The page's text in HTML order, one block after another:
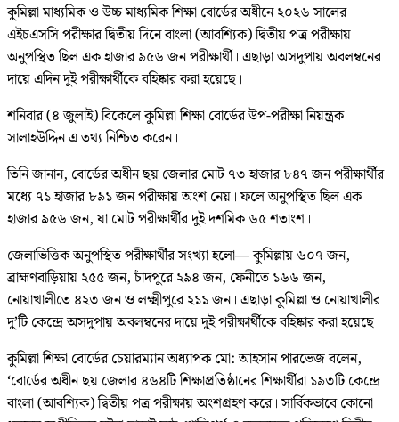
কুমিল্লা মাধ্যমিক ও উচ্চ মাধ্যমিক শিক্ষা বোর্ডের অধীনে ২০২৬ সালের
এইচএসসি পরীক্ষার দ্বিতীয় দিনে বাংলা (আবশ্যিক) দ্বিতীয় পত্র পরীক্ষায়
অনুপস্থিত ছিল এক হাজার ৯৫৬ জন পরীক্ষার্থী। এছাড়া অসদুপায় অবলম্বনের
দায়ে এদিন দুই পরীক্ষার্থীকে বহিষ্কার করা হয়েছে।
শনিবার (৪ জুলাই) বিকেলে কুমিল্লা শিক্ষা বোর্ডের উপ-পরীক্ষা নিয়ন্ত্রক
সালাহউদ্দিন এ তথ্য নিশ্চিত করেন।
তিনি জানান, বোর্ডের অধীন ছয় জেলার মোট ৭৩ হাজার ৮৪৭ জন পরীক্ষার্থীর
মধ্যে ৭১ হাজার ৮৯১ জন পরীক্ষায় অংশ নেয়। ফলে অনুপস্থিত ছিল এক
হাজার ৯৫৬ জন, যা মোট পরীক্ষার্থীর দুই দশমিক ৬৫ শতাংশ।
জেলাভিত্তিক অনুপস্থিত পরীক্ষার্থীর সংখ্যা হলো— কুমিল্লায় ৬০৭ জন,
ব্রাহ্মণবাড়িয়ায় ২৫৫ জন, চাঁদপুরে ২৯৪ জন, ফেনীতে ১৬৬ জন,
নোয়াখালীতে ৪২৩ জন ও লক্ষ্মীপুরে ২১১ জন। এছাড়া কুমিল্লা ও নোয়াখালীর
দু’টি কেন্দ্রে অসদুপায় অবলম্বনের দায়ে দুই পরীক্ষার্থীকে বহিষ্কার করা হয়েছে।
কুমিল্লা শিক্ষা বোর্ডের চেয়ারম্যান অধ্যাপক মো: আহসান পারভেজ বলেন,
‘বোর্ডের অধীন ছয় জেলার ৪৬৪টি শিক্ষাপ্রতিষ্ঠানের শিক্ষার্থীরা ১৯৩টি কেন্দ্রে
বাংলা (আবশ্যিক) দ্বিতীয় পত্র পরীক্ষায় অংশগ্রহণ করে। সার্বিকভাবে কোনো